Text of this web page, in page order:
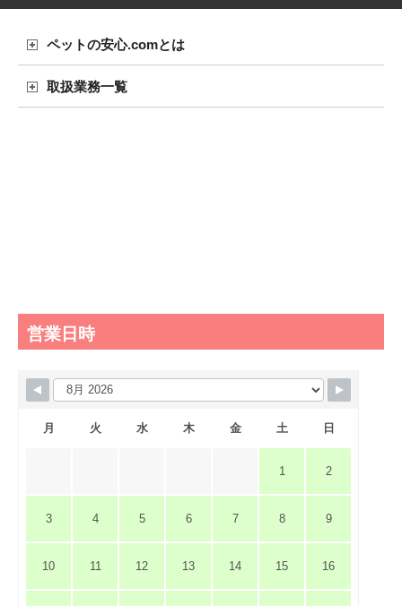
ペットの安心.comとは
取扱業務一覧
営業日時
月 火 水 木 金 土 日
1 2
3 4 5 6 7 8 9
10 11 12 13 14 15 16